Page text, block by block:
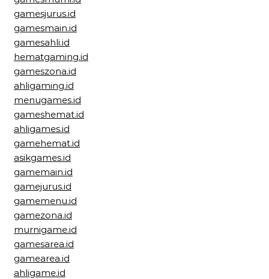
gamesjurus.id
gamesmain.id
gamesahli.id
hematgaming.id
gameszona.id
ahligaming.id
menugames.id
gameshemat.id
ahligames.id
gamehemat.id
asikgames.id
gamemain.id
gamejurus.id
gamemenu.id
gamezona.id
murnigame.id
gamesarea.id
gamearea.id
ahligame.id